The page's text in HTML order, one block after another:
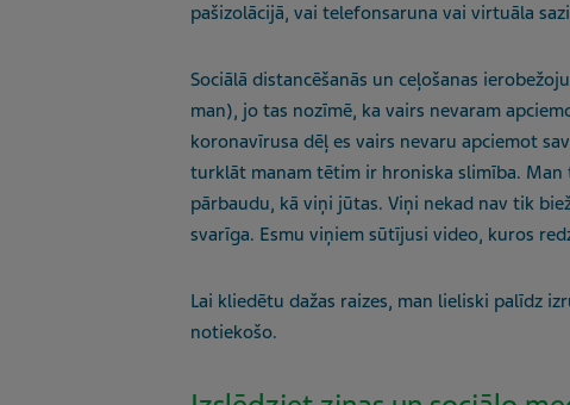
pašizolācijā, vai telefonsaruna vai virtuāla
Sociālā distancēšanās un ceļošanas
man), jo tas nozīmē, ka vairs nevaram
koronavīrusa dēļ es vairs nevaru apciemot
turklāt manam tētim ir hroniska slimība.
pārbaudu, kā viņi jūtas. Viņi nekad nav tik
svarīga. Esmu viņiem sūtījusi video, kuros
Lai kliedētu dažas raizes, man lieliski palīdz
notiekošo.